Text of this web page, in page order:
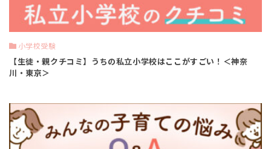
小学校受験
【生徒・親クチコミ】うちの私立小学校はここがすごい！＜神奈
川・東京＞